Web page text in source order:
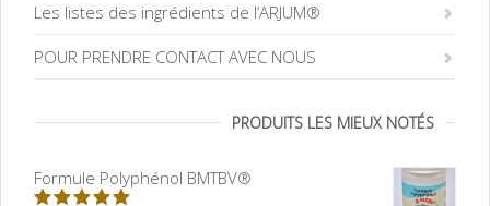
Les listes des ingrédients de l’ARJUM®
POUR PRENDRE CONTACT AVEC NOUS
PRODUITS LES MIEUX NOTÉS
Formule Polyphénol BMTBV®